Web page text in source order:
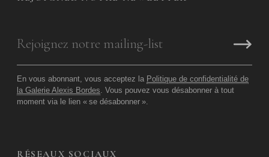
En vous abonnant, vous acceptez la Politique de confidentialité de
la Galerie Alexis Bordes . Vous pouvez vous désabonner à tout
moment via le lien « se désabonner ».
RÉSEAUX SOCIAUX